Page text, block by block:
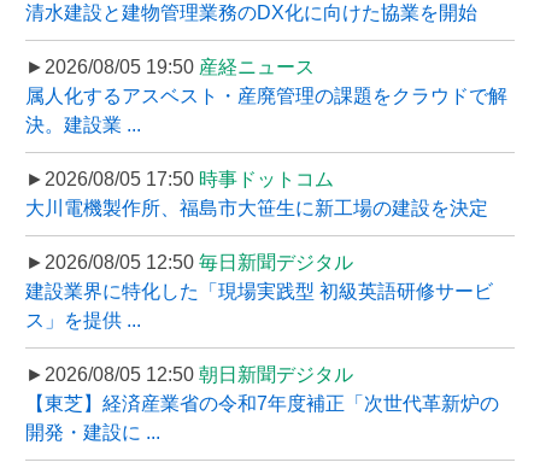
清水建設と建物管理業務のDX化に向けた協業を開始
►2026/08/05 19:50 産経ニュース
属人化するアスベスト・産廃管理の課題をクラウドで解
決。建設業 ...
►2026/08/05 17:50 時事ドットコム
大川電機製作所、福島市大笹生に新工場の建設を決定
►2026/08/05 12:50 毎日新聞デジタル
建設業界に特化した「現場実践型 初級英語研修サービ
ス」を提供 ...
►2026/08/05 12:50 朝日新聞デジタル
【東芝】経済産業省の令和7年度補正「次世代革新炉の
開発・建設に ...